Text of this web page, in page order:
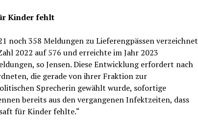
Kinder fehlt
noch 358 Meldungen zu Lieferengpässen verzeichnet
2022 auf 576 und erreichte im Jahr 2023
so Jensen. Diese Entwicklung erfordert nach
die gerade von ihrer Fraktion zur
Sprecherin gewählt wurde, sofortige
bereits aus den vergangenen Infektzeiten, dass
für Kinder fehlte.“